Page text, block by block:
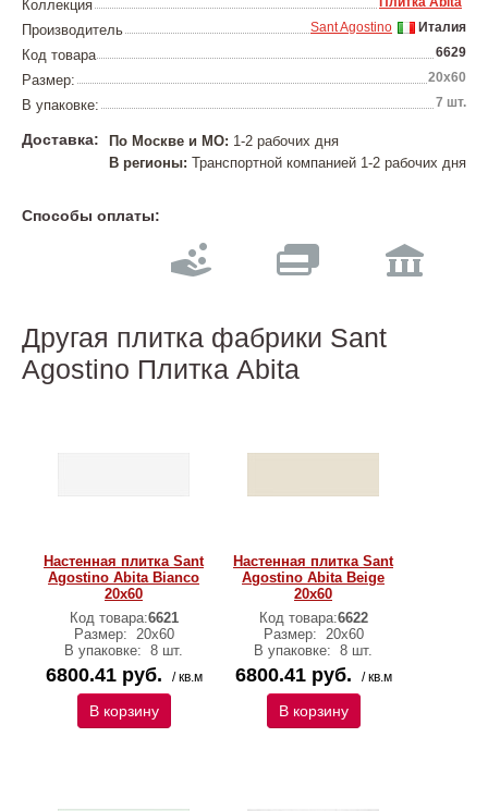
Коллекция
Производитель Италия
Sant Agostino
Код товара 6629
Размер: 20х60
В упаковке: 7 шт.
Доставка: По Москве и МО: 1-2 рабочих дня
В регионы: Транспортной компанией 1-2 рабочих дня
Способы оплаты:
Другая плитка фабрики Sant
Agostino Плитка Abita
Настенная плитка Sant
Agostino Abita Bianco
20х60
Код товара:6621
Размер: 20х60
В упаковке: 8 шт.
6800.41 руб. / кв.м
В корзину
Настенная плитка Sant
Agostino Abita Beige
20х60
Код товара:6622
Размер: 20х60
В упаковке: 8 шт.
6800.41 руб. / кв.м
В корзину